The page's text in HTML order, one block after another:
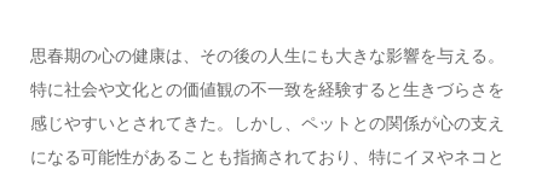
思春期の心の健康は、その後の人生にも大きな影響を与える。
特に社会や文化との価値観の不一致を経験すると生きづらさを
感じやすいとされてきた。しかし、ペットとの関係が心の支え
になる可能性があることも指摘されており、特にイヌやネコと